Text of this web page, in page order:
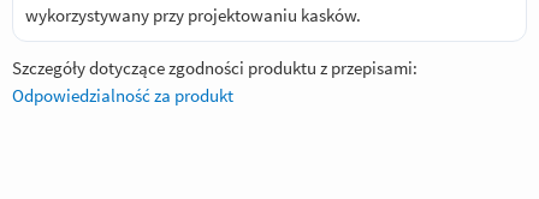
wykorzystywany przy projektowaniu kasków.
Szczegóły dotyczące zgodności produktu z przepisami:
Odpowiedzialność za produkt